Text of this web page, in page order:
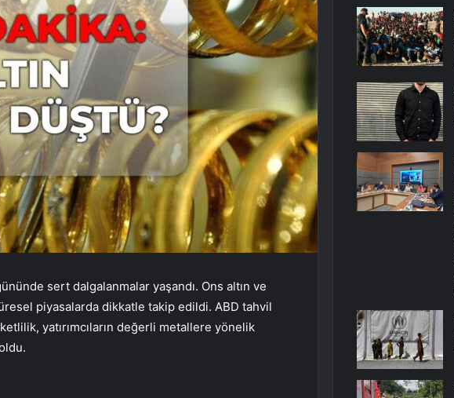
sert dalgalanmalar yaşandı. Ons altın ve
piyasalarda dikkatle takip edildi. ABD tahvil
yatırımcıların değerli metallere yönelik